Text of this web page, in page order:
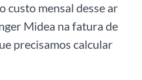
custo mensal desse ar
Midea na fatura de
precisamos calcular